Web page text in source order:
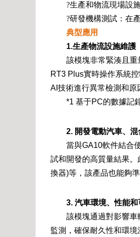
?生產和物流現場設
?研發機構測試：在
典型應用
1.生產物流設施維護
該模塊非常緊湊且
RT3 Plus實時操作系統
AI技術進行異常檢測和原
*1 基于PC的數據記
2. 開發電動汽車、
當與GA10軟件結合
試和開發的高質量結果
換器)等，該產品也能夠準
3. 汽車環境、性能
該模塊通過對影響
監測，確保耐久性和環境